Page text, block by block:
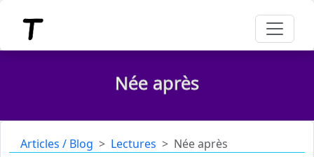
Née après
Articles / Blog Lectures Née après